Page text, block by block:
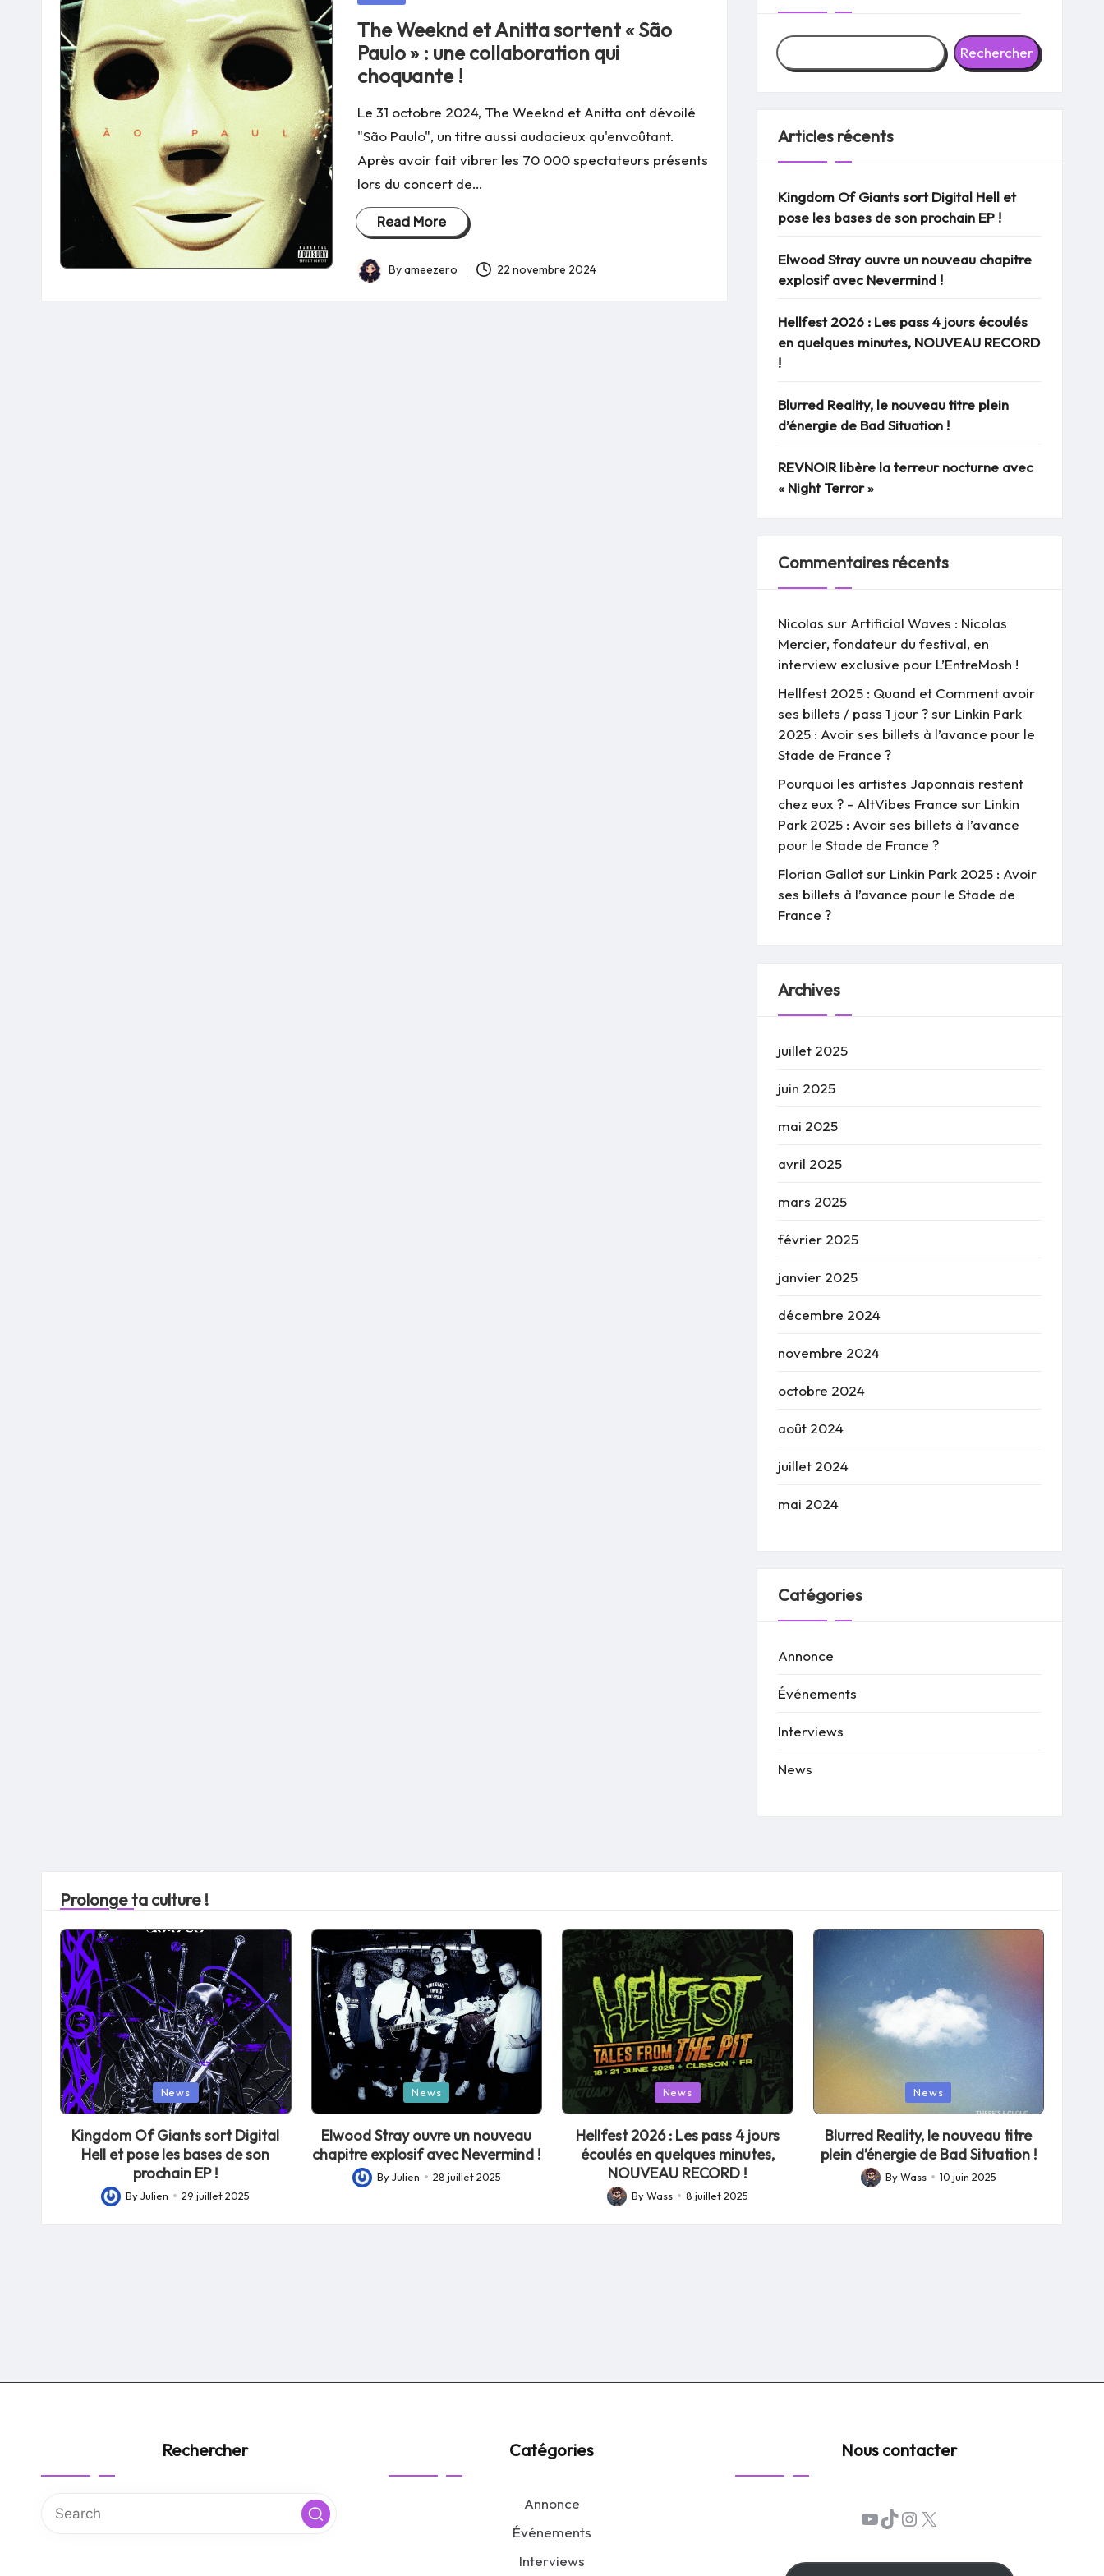
The Weeknd et Anitta sortent « São
Paulo » : une collaboration qui
choquante !
Le 31 octobre 2024, The Weeknd et Anitta ont dévoilé
"São Paulo", un titre aussi audacieux qu'envoûtant.
Après avoir fait vibrer les 70 000 spectateurs présents
lors du concert de…
Read More
Posted
Byameezero 22 novembre 2024
Rechercher
Articles récents
Kingdom Of Giants sort Digital Hell et
pose les bases de son prochain EP !
Elwood Stray ouvre un nouveau chapitre
explosif avec Nevermind !
Hellfest 2026 : Les pass 4 jours écoulés
en quelques minutes, NOUVEAU RECORD
!
Blurred Reality, le nouveau titre plein
d’énergie de Bad Situation !
REVNOIR libère la terreur nocturne avec
« Night Terror »
Commentaires récents
Nicolas sur Artificial Waves : Nicolas
Mercier, fondateur du festival, en
interview exclusive pour L’EntreMosh !
Hellfest 2025 : Quand et Comment avoir
ses billets / pass 1 jour ?sur Linkin Park
2025 : Avoir ses billets à l’avance pour le
Stade de France ?
Pourquoi les artistes Japonnais restent
chez eux ? - AltVibes France sur Linkin
Park 2025 : Avoir ses billets à l’avance
pour le Stade de France ?
Florian Gallotsur Linkin Park 2025 : Avoir
ses billets à l’avance pour le Stade de
France ?
Archives
juillet 2025
juin 2025
mai 2025
avril 2025
mars 2025
février 2025
janvier 2025
décembre 2024
novembre 2024
octobre 2024
août 2024
juillet 2024
mai 2024
Catégories
Annonce
Événements
Interviews
News
Prolonge ta culture !
Posted
in
News
Kingdom Of Giants sort Digital
Hell et pose les bases de son
prochain EP !
Posted
ByJulien 29 juillet 2025
Posted
in
News
Elwood Stray ouvre un nouveau
chapitre explosif avec Nevermind !
Posted
ByJulien 28 juillet 2025
Posted
in
News
Hellfest 2026 : Les pass 4 jours
écoulés en quelques minutes,
NOUVEAU RECORD !
Posted
ByWass 8 juillet 2025
in
News
Blurred Reality, le nouveau titre
plein d’énergie de Bad Situation !
Posted
ByWass 10 juin 2025
Rechercher Catégories
Annonce
Événements
Interviews
Nous contacter
YouTube
TikTok
Instagram
X